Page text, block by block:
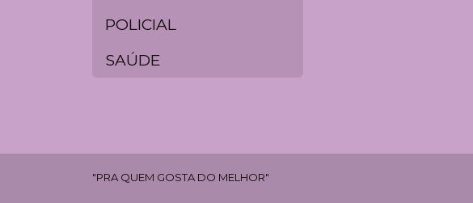
POLICIAL
SAÚDE
"PRA QUEM GOSTA DO MELHOR"